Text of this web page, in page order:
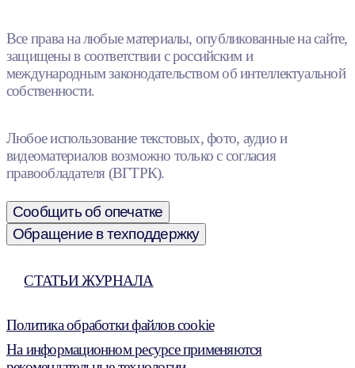
Все права на любые материалы, опубликованные на сайте,
защищены в соответствии с российским и
международным законодательством об интеллектуальной
собственности.
Любое использование текстовых, фото, аудио и
видеоматериалов возможно только с согласия
правообладателя (ВГТРК).
Сообщить об опечатке
Обращение в техподдержку
СТАТЬИ ЖУРНАЛА
Политика обработки файлов cookie
На информационном ресурсе применяются